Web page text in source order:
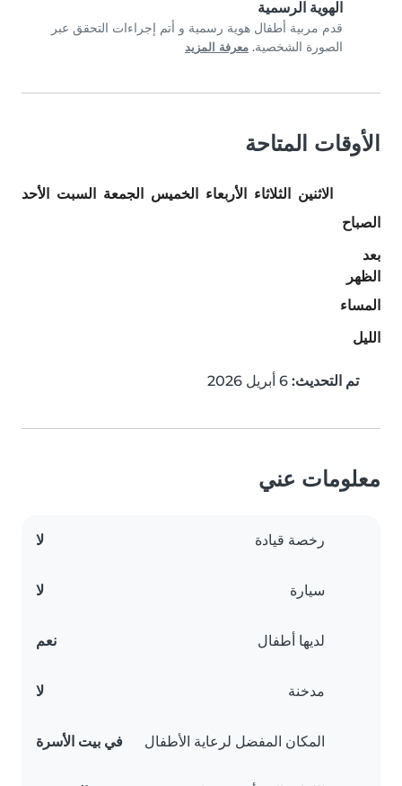
الهوية الرسمية
قدم مربية أطفال هوية رسمية و أتم إجراءات التحقق عبر
الصورة الشخصية. معرفة المزيد
الأوقات المتاحة
الاثنين الثلاثاء الأربعاء الخميس الجمعة السبت الأحد
الصباح
بعد
الظهر
المساء
الليل
تم التحديث:
معلومات عني
رخصة قيادة لا
سيارة لا
لديها أطفال نعم
مدخنة لا
المكان المفضل لرعاية الأطفال في بيت الأسرة